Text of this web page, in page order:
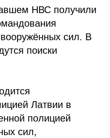
НВС получили
сил. В
поиски
Латвии в
полицией
сил,